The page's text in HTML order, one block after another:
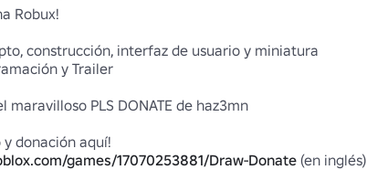
Robux!
construcción, interfaz de usuario y miniatura
y Trailer
maravilloso PLS DONATE de haz3mn
games/17070253881/Draw-Donate (en inglés)